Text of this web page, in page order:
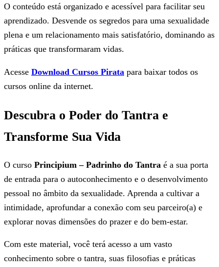
O conteúdo está organizado e acessível para facilitar seu
aprendizado. Desvende os segredos para uma sexualidade
plena e um relacionamento mais satisfatório, dominando as
práticas que transformaram vidas.
Acesse Download Cursos Pirata para baixar todos os
cursos online da internet.
Descubra o Poder do Tantra e
Transforme Sua Vida
O curso Principium – Padrinho do Tantra é a sua porta
de entrada para o autoconhecimento e o desenvolvimento
pessoal no âmbito da sexualidade. Aprenda a cultivar a
intimidade, aprofundar a conexão com seu parceiro(a) e
explorar novas dimensões do prazer e do bem-estar.
Com este material, você terá acesso a um vasto
conhecimento sobre o tantra, suas filosofias e práticas